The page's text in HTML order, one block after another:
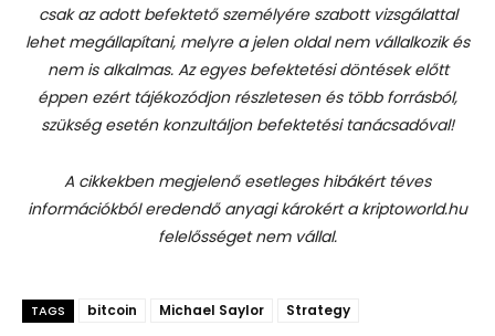
csak az adott befektető személyére szabott vizsgálattal
lehet megállapítani, melyre a jelen oldal nem vállalkozik és
nem is alkalmas. Az egyes befektetési döntések előtt
éppen ezért tájékozódjon részletesen és több forrásból,
szükség esetén konzultáljon befektetési tanácsadóval!
A cikkekben megjelenő esetleges hibákért téves
információkból eredendő anyagi károkért a kriptoworld.hu
felelősséget nem vállal.
TAGS bitcoin Michael Saylor Strategy